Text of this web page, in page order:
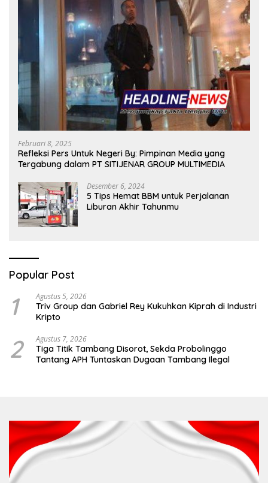
Februari 8, 2025
Refleksi Pers Untuk Negeri By: Pimpinan Media yang
Tergabung dalam PT SITIJENAR GROUP MULTIMEDIA
Desember 6, 2024
5 Tips Hemat BBM untuk Perjalanan
Liburan Akhir Tahunmu
Popular Post
1 Agustus 5, 2026
Triv Group dan Gabriel Rey Kukuhkan Kiprah di Industri
Kripto
2 Agustus 7, 2026
Tiga Titik Tambang Disorot, Sekda Probolinggo
Tantang APH Tuntaskan Dugaan Tambang Ilegal